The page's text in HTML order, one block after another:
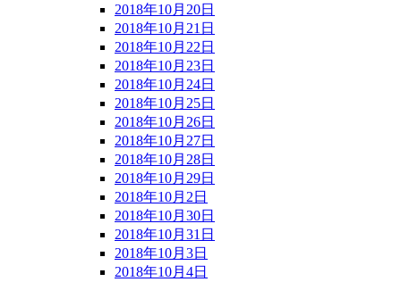
2018年10月20日
2018年10月21日
2018年10月22日
2018年10月23日
2018年10月24日
2018年10月25日
2018年10月26日
2018年10月27日
2018年10月28日
2018年10月29日
2018年10月2日
2018年10月30日
2018年10月31日
2018年10月3日
2018年10月4日